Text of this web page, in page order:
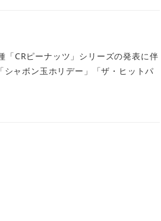
CRピーナッツ」シリーズの発表に伴
ャボン玉ホリデー」「ザ・ヒットパ